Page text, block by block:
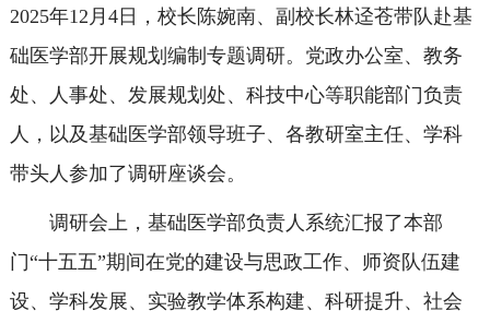
2025年12月4日，校长陈婉南、副校长林迳苍带队赴基
础医学部开展规划编制专题调研。党政办公室、教务
处、人事处、发展规划处、科技中心等职能部门负责
人，以及基础医学部领导班子、各教研室主任、学科
带头人参加了调研座谈会。
调研会上，基础医学部负责人系统汇报了本部
门“十五五”期间在党的建设与思政工作、师资队伍建
设、学科发展、实验教学体系构建、科研提升、社会